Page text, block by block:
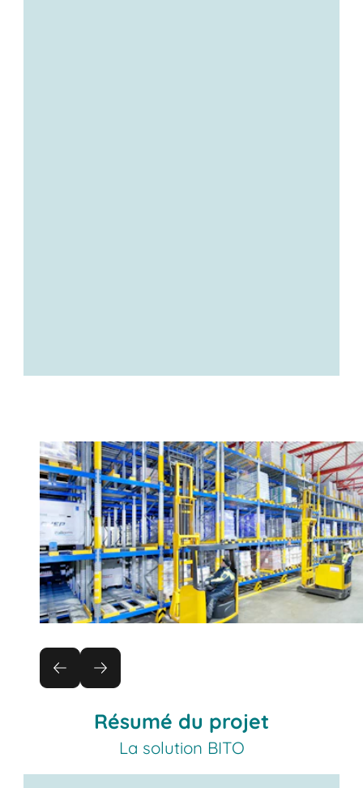
Résumé du projet
La solution BITO